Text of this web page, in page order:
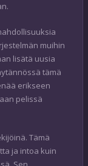
muihin
lisätä uusia
tämä
erikseen
pelissä
Tämä
ja intoa kuin